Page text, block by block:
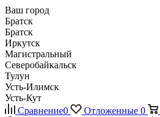
Ваш город
Братск
Братск
Иркутск
Магистральный
Северобайкальск
Тулун
Усть-Илимск
Усть-Кут
Сравнение0 Отложенные 0